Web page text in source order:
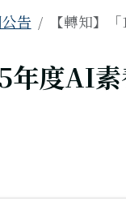
告 【轉知】
年度AI